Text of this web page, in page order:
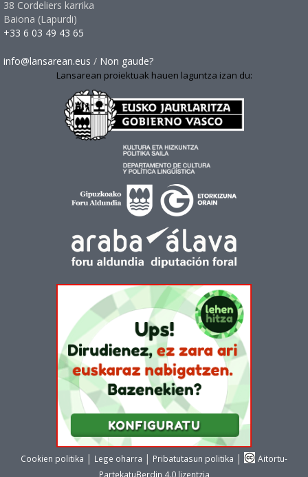
38 Cordeliers karrika
Baiona (Lapurdi)
+33 6 03 49 43 65
info@lansarean.eus / Non gaude?
Lansarean proiektuak hauen laguntza izan du:
Cookien politika | Lege oharra | Pribatutasun politika |
Aitortu-
PartekatuBerdin 4.0 lizentzia